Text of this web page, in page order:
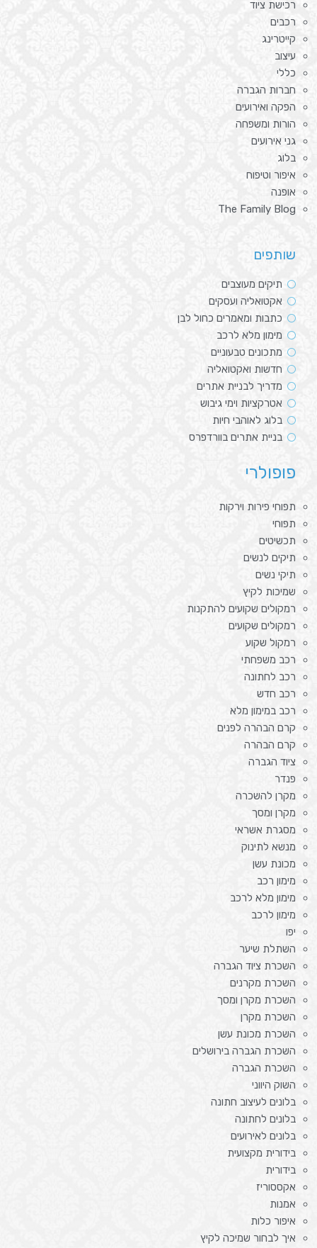
רכישת ציוד
רכבים
קייטרינג
עיצוב
כללי
חברות הגברה
הפקה ואירועים
הורות ומשפחה
גני אירועים
בלוג
איפור וטיפוח
אופנה
The Family Blog
שותפים
תיקים מעוצבים
אקטואליה ועסקים
כתבות ומאמרים כחול לבן
מימון מלא לרכב
מתכונים טבעוניים
חדשות ואקטואליה
מדריך לבניית אתרים
אטרקציות וימי גיבוש
בלוג לאוהבי חיות
בניית אתרים בוורדפרס
פופולרי
תפוחי פירות וירקות
תפוחי
תכשיטים
תיקים לנשים
תיקי נשים
שמיכות לקיץ
רמקולים שקועים להתקנות
רמקולים שקועים
רמקול שקוע
רכב משפחתי
רכב לחתונה
רכב חדש
רכב במימון מלא
קרם הבהרה לפנים
קרם הבהרה
ציוד הגברה
פנדר
מקרן להשכרה
מקרן ומסך
מסגרת אשראי
מנשא לתינוק
מכונת עשן
מימון רכב
מימון מלא לרכב
מימון לרכב
יפו
השתלת שיער
השכרת ציוד הגברה
השכרת מקרנים
השכרת מקרן ומסך
השכרת מקרן
השכרת מכונת עשן
השכרת הגברה בירושלים
השכרת הגברה
השוק היווני
בלונים לעיצוב חתונה
בלונים לחתונה
בלונים לאירועים
בידורית מקצועית
בידורית
אקססוריז
אמנות
איפור כלות
איך לבחור שמיכה לקיץ